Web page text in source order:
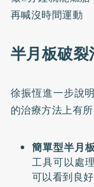
再喊沒時間運動
半月板破
徐振恆進一步說
的治療方法上有所
簡單型半月
工具可以處
可以看到良好